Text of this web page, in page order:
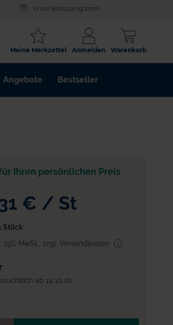
Unser Bonusprogramm
Warenkorb
Anmelden
Meine Merkzettel
Angebote Bestseller
Ihren persönlichen Preis
€ / St
Stück
19% MwSt. zzgl. Versandkosten
ab 14.10.26